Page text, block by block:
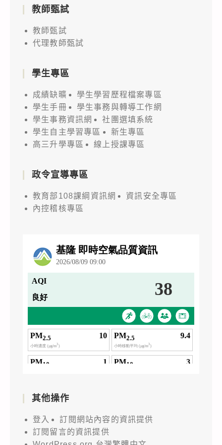
教師甄試
教師甄試
代理教師甄試
學生專區
成績缺曠
學生學習歷程檔案專區
學生手冊
學生事務與轉導工作網
學生事務資訊網
社團選填系統
學生自主學習專區
新生專區
高三升學專區
線上授課專區
政令宣導專區
教育部108課綱資訊網
資訊安全專區
內控稽核專區
其他操作
登入
訂閱網站內容的資訊提供
訂閱留言的資訊提供